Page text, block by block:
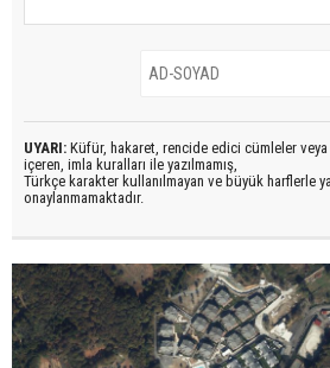
UYARI: Küfür, hakaret, rencide edici cümleler veya
içeren, imla kuralları ile yazılmamış,
Türkçe karakter kullanılmayan ve büyük harflerle
onaylanmamaktadır.